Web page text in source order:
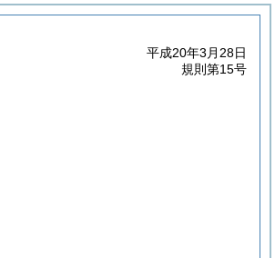
平成20年3月28日
規則第15号